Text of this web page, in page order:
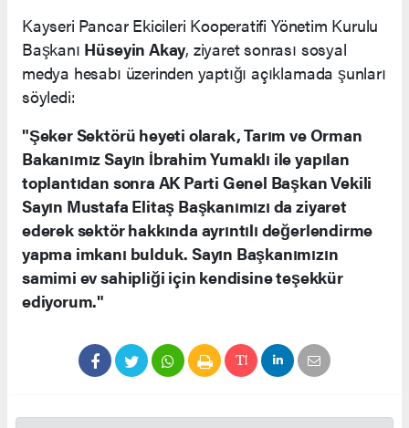
Kayseri Pancar Ekicileri Kooperatifi Yönetim Kurulu
Başkanı Hüseyin Akay, ziyaret sonrası sosyal
medya hesabı üzerinden yaptığı açıklamada şunları
söyledi:
"Şeker Sektörü heyeti olarak, Tarım ve Orman
Bakanımız Sayın İbrahim Yumaklı ile yapılan
toplantıdan sonra AK Parti Genel Başkan Vekili
Sayın Mustafa Elitaş Başkanımızı da ziyaret
ederek sektör hakkında ayrıntılı değerlendirme
yapma imkanı bulduk. Sayın Başkanımızın
samimi ev sahipliği için kendisine teşekkür
ediyorum."